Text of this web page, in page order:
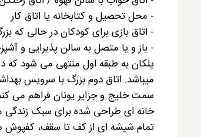
- محل تحصیل و کتابخانه یا اتاق کار
- اتاق بازی برای کودکان در حالی که
- باز و یا متصل به سالن پذیرایی و
پلکان به طبقه اول منتهی می شود که
میباشد. اتاق دوم بزرگ با سرویس
سمت خلیج و جزایر یونان فراهم می
خانه ای طراحی شده برای سبک زندگی
تمام شیشه ای از کف تا سقف، کفپوش